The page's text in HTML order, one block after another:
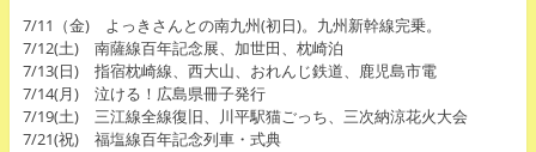
7/11（金) よっきさんとの南九州(初日)。九州新幹線完乗。
7/12(土) 南薩線百年記念展、加世田、枕崎泊
7/13(日) 指宿枕崎線、西大山、おれんじ鉄道、鹿児島市電
7/14(月) 泣ける！広島県冊子発行
7/19(土) 三江線全線復旧、川平駅猫ごっち、三次納涼花火大会
7/21(祝) 福塩線百年記念列車・式典